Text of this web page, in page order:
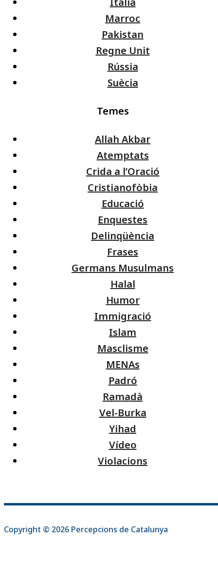
Marroc
Pakistan
Regne Unit
Rússia
Suècia
Temes
Allah Akbar
Atemptats
Crida a l’Oració
Cristianofòbia
Educació
Enquestes
Delinqüència
Frases
Germans Musulmans
Halal
Humor
Immigració
Islam
Masclisme
MENAs
Padró
Ramadà
Vel-Burka
Yihad
Vídeo
Violacions
Copyright © 2026 Percepcions de Catalunya